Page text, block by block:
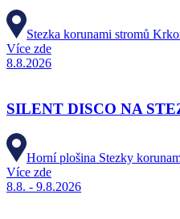
Stezka korunami stromů
Více zde
8.8.2026
SILENT DISCO NA
Horní plošina Stezky
Více zde
8.8. - 9.8.2026